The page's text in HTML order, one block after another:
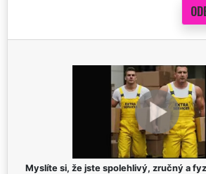
Myslíte si, že jste spolehlivý, zručný a